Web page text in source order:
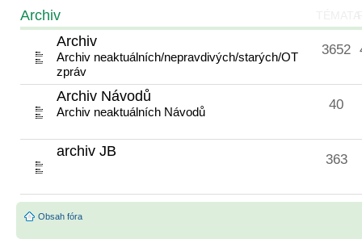
Archiv
Archiv
Archiv neaktuálních/nepravdivých/starých/OT
zpráv
3652
Archiv Návodů
Archiv neaktuálních Návodů 40
archiv JB
363
Obsah fóra